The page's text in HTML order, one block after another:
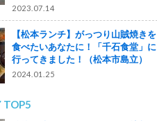
2023.07.14
【松本ランチ】がっつり山賊焼きを
食べたいあなたに！「千石食堂」に
行ってきました！（松本市島立）
2024.01.25
TOP5